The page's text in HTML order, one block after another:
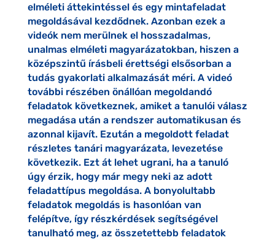
elméleti áttekintéssel és egy mintafeladat
megoldásával kezdődnek. Azonban ezek a
videók nem merülnek el hosszadalmas,
unalmas elméleti magyarázatokban, hiszen a
középszintű írásbeli érettségi elsősorban a
tudás gyakorlati alkalmazását méri. A videó
további részében önállóan megoldandó
feladatok következnek, amiket a tanulói válasz
megadása után a rendszer automatikusan és
azonnal kijavít. Ezután a megoldott feladat
részletes tanári magyarázata, levezetése
következik. Ezt át lehet ugrani, ha a tanuló
úgy érzik, hogy már megy neki az adott
feladattípus megoldása. A bonyolultabb
feladatok megoldás is hasonlóan van
felépítve, így részkérdések segítségével
tanulható meg, az összetettebb feladatok